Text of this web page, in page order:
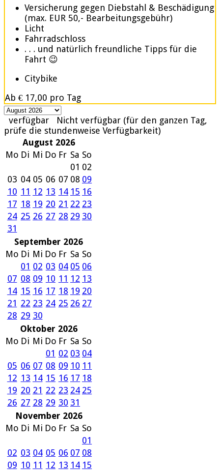
Versicherung gegen Diebstahl & Beschädigung
(max. EUR 50,- Bearbeitungsgebühr)
Licht
Fahrradschloss
. . . und natürlich freundliche Tipps für die
Fahrt 😉
Citybike
Ab € 17,00 pro Tag
verfügbar
Nicht verfügbar (für den ganzen Tag,
prüfe die stundenweise Verfügbarkeit)
August 2026
Mo Di Mi Do Fr Sa So
01 02
03 04 05 06 07 08 09
10 11 12 13 14 15 16
17 18 19 20 21 22 23
24 25 26 27 28 29 30
31
September 2026
Mo Di Mi Do Fr Sa So
01 02 03 04 05 06
07 08 09 10 11 12 13
14 15 16 17 18 19 20
21 22 23 24 25 26 27
28 29 30
Oktober 2026
Mo Di Mi Do Fr Sa So
01 02 03 04
05 06 07 08 09 10 11
12 13 14 15 16 17 18
19 20 21 22 23 24 25
26 27 28 29 30 31
November 2026
Mo Di Mi Do Fr Sa So
01
02 03 04 05 06 07 08
09 10 11 12 13 14 15